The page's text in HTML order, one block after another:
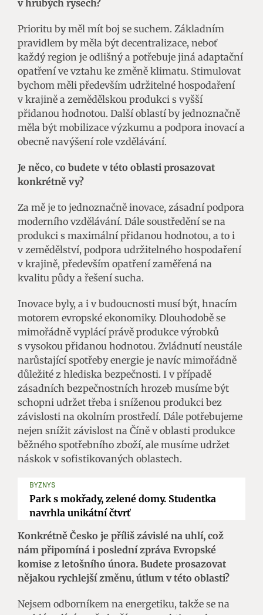
v hrubých rysech?
Prioritu by měl mít boj se suchem. Základním
pravidlem by měla být decentralizace, neboť
každý region je odlišný a potřebuje jiná adaptační
opatření ve vztahu ke změně klimatu. Stimulovat
bychom měli především udržitelné hospodaření
v krajině a zemědělskou produkci s vyšší
přidanou hodnotou. Další oblastí by jednoznačně
měla být mobilizace výzkumu a podpora inovací a
obecně navýšení role vzdělávání.
Je něco, co budete v této oblasti prosazovat
konkrétně vy?
Za mě je to jednoznačně inovace, zásadní podpora
moderního vzdělávání. Dále soustředění se na
produkci s maximální přidanou hodnotou, a to i
v zemědělství, podpora udržitelného hospodaření
v krajině, především opatření zaměřená na
kvalitu půdy a řešení sucha.
Inovace byly, a i v budoucnosti musí být, hnacím
motorem evropské ekonomiky. Dlouhodobě se
mimořádně vyplácí právě produkce výrobků
s vysokou přidanou hodnotou. Zvládnutí neustále
narůstající spotřeby energie je navíc mimořádně
důležité z hlediska bezpečnosti. I v případě
zásadních bezpečnostních hrozeb musíme být
schopni udržet třeba i sníženou produkci bez
závislosti na okolním prostředí. Dále potřebujeme
nejen snížit závislost na Číně v oblasti produkce
běžného spotřebního zboží, ale musíme udržet
náskok v sofistikovaných oblastech.
BYZNYS
Park s mokřady, zelené domy. Studentka
navrhla unikátní čtvrť
Konkrétně Česko je příliš závislé na uhlí, což
nám připomíná i poslední zpráva Evropské
komise z letošního února. Budete prosazovat
nějakou rychlejší změnu, útlum v této oblasti?
Nejsem odborníkem na energetiku, takže se na